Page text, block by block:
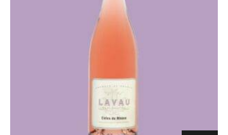
Blanc
Chateauneuf du Pape Chateau Maucoil 2018